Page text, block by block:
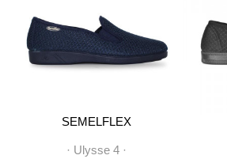
SEMELFLEX
· Ulysse 4 ·